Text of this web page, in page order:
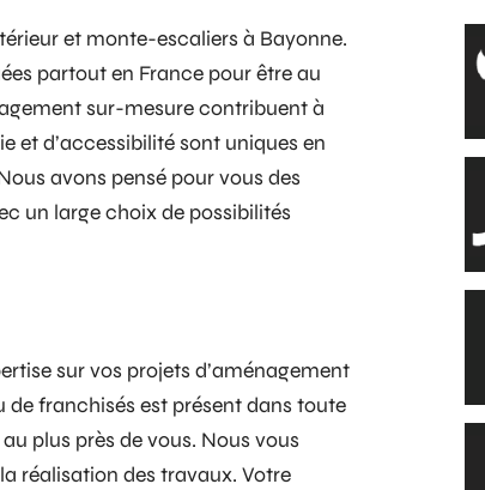
et monte-escaliers à Bayonne.
partout en France pour être au
sur-mesure contribuent à
et d’accessibilité sont uniques en
avons pensé pour vous des
un large choix de possibilités
sur vos projets d’aménagement
de franchisés est présent dans toute
plus près de vous. Nous vous
réalisation des travaux. Votre